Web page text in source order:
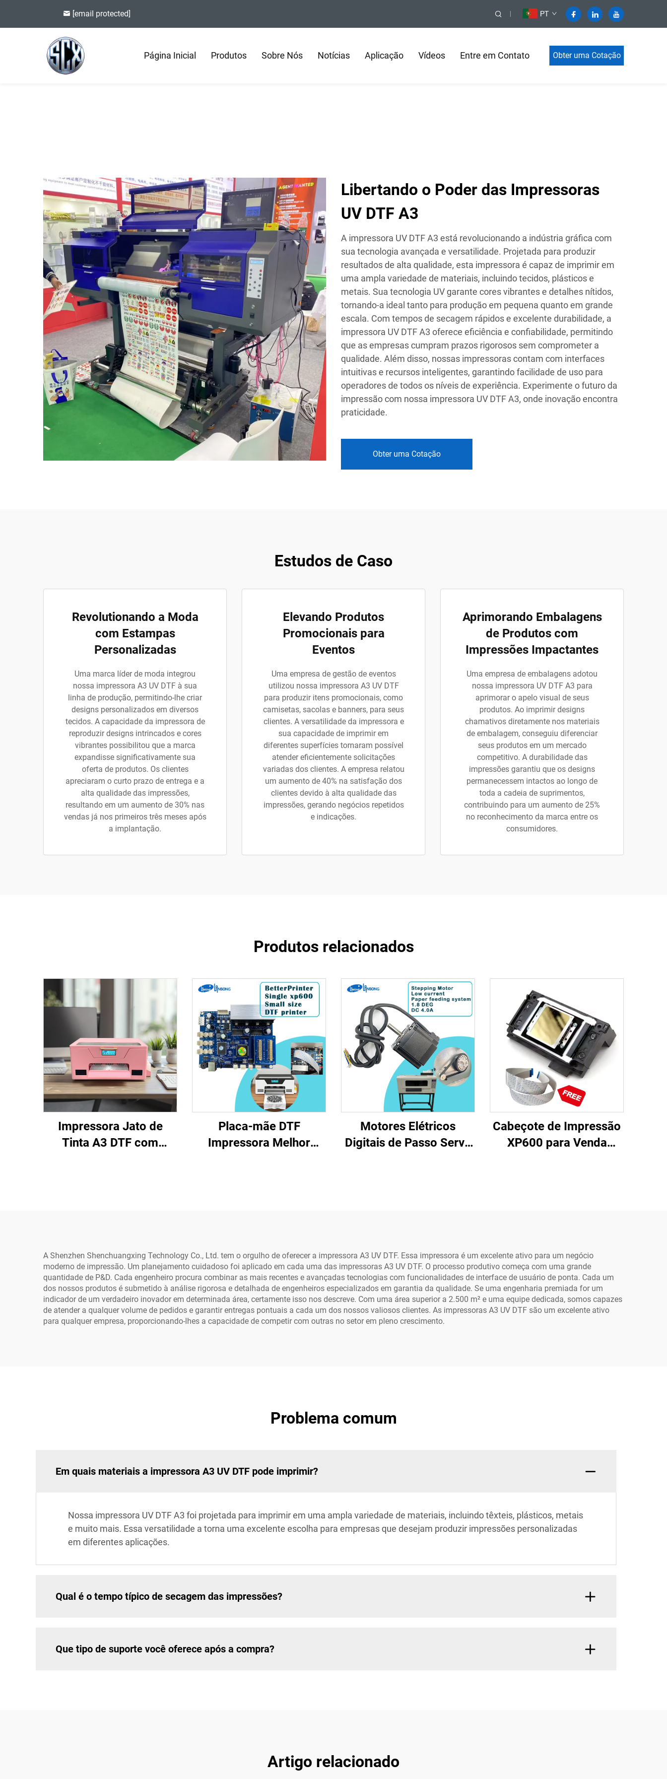
[email protected] PT
Página Inicial Produtos Sobre Nós Notícias Aplicação Vídeos Entre em Contato Obter uma Cotação
Libertando o Poder das Impressoras
UV DTF A3
A impressora UV DTF A3 está revolucionando a indústria gráfica com
sua tecnologia avançada e versatilidade. Projetada para produzir
resultados de alta qualidade, esta impressora é capaz de imprimir em
uma ampla variedade de materiais, incluindo tecidos, plásticos e
metais. Sua tecnologia UV garante cores vibrantes e detalhes nítidos,
tornando-a ideal tanto para produção em pequena quanto em grande
escala. Com tempos de secagem rápidos e excelente durabilidade, a
impressora UV DTF A3 oferece eficiência e confiabilidade, permitindo
que as empresas cumpram prazos rigorosos sem comprometer a
qualidade. Além disso, nossas impressoras contam com interfaces
intuitivas e recursos inteligentes, garantindo facilidade de uso para
operadores de todos os níveis de experiência. Experimente o futuro da
impressão com nossa impressora UV DTF A3, onde inovação encontra
praticidade.
Obter uma Cotação
Estudos de Caso
Revolutionando a Moda
com Estampas
Personalizadas
Uma marca líder de moda integrou
nossa impressora A3 UV DTF à sua
linha de produção, permitindo-lhe criar
designs personalizados em diversos
tecidos. A capacidade da impressora de
reproduzir designs intrincados e cores
vibrantes possibilitou que a marca
expandisse significativamente sua
oferta de produtos. Os clientes
apreciaram o curto prazo de entrega e a
alta qualidade das impressões,
resultando em um aumento de 30% nas
vendas já nos primeiros três meses após
a implantação.
Elevando Produtos
Promocionais para
Eventos
Uma empresa de gestão de eventos
utilizou nossa impressora A3 UV DTF
para produzir itens promocionais, como
camisetas, sacolas e banners, para seus
clientes. A versatilidade da impressora e
sua capacidade de imprimir em
diferentes superfícies tornaram possível
atender eficientemente solicitações
variadas dos clientes. A empresa relatou
um aumento de 40% na satisfação dos
clientes devido à alta qualidade das
impressões, gerando negócios repetidos
e indicações.
Aprimorando Embalagens
de Produtos com
Impressões Impactantes
Uma empresa de embalagens adotou
nossa impressora UV DTF A3 para
aprimorar o apelo visual de seus
produtos. Ao imprimir designs
chamativos diretamente nos materiais
de embalagem, conseguiu diferenciar
seus produtos em um mercado
competitivo. A durabilidade das
impressões garantiu que os designs
permanecessem intactos ao longo de
toda a cadeia de suprimentos,
contribuindo para um aumento de 25%
no reconhecimento da marca entre os
consumidores.
Produtos relacionados
Impressora Jato de
Tinta A3 DTF com
por Transferência
Térmica
Placa-mãe DTF
Impressora Melhor
Motores Elétricos
Digitais de Passo Servo
Cabeçote de Impressão
XP600 para Venda
A Shenzhen Shenchuangxing Technology Co., Ltd. tem o orgulho de oferecer a impressora A3 UV DTF. Essa impressora é um excelente ativo para um negócio
moderno de impressão. Um planejamento cuidadoso foi aplicado em cada uma das impressoras A3 UV DTF. O processo produtivo começa com uma grande
quantidade de P&D. Cada engenheiro procura combinar as mais recentes e avançadas tecnologias com funcionalidades de interface de usuário de ponta. Cada um
dos nossos produtos é submetido à análise rigorosa e detalhada de engenheiros especializados em garantia da qualidade. Se uma engenharia premiada for um
indicador de um verdadeiro inovador em determinada área, certamente isso nos descreve. Com uma área superior a 2.500 m² e uma equipe dedicada, somos capazes
de atender a qualquer volume de pedidos e garantir entregas pontuais a cada um dos nossos valiosos clientes. As impressoras A3 UV DTF são um excelente ativo
para qualquer empresa, proporcionando-lhes a capacidade de competir com outras no setor em pleno crescimento.
Problema comum
Em quais materiais a impressora A3 UV DTF pode imprimir?
Nossa impressora UV DTF A3 foi projetada para imprimir em uma ampla variedade de materiais, incluindo têxteis, plásticos, metais
e muito mais. Essa versatilidade a torna uma excelente escolha para empresas que desejam produzir impressões personalizadas
em diferentes aplicações.
Qual é o tempo típico de secagem das impressões?
Que tipo de suporte você oferece após a compra?
Artigo relacionado